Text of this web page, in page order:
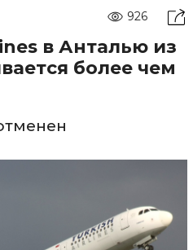
926
в Анталью из
более чем